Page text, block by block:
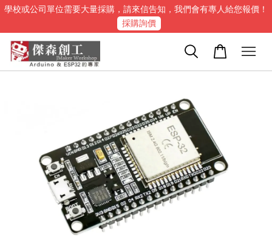
學校或公司單位需要大量採購，請來信告知，我們會有專人給您報價！
採購詢價